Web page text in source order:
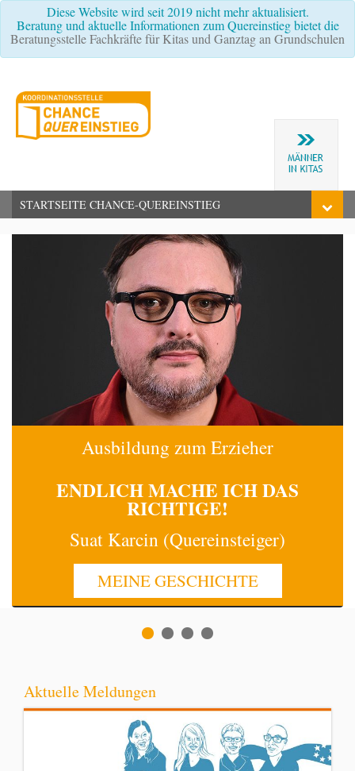
Diese Website wird seit 2019 nicht mehr aktualisiert.
Beratung und aktuelle Informationen zum Quereinstieg bietet die
Beratungsstelle Fachkräfte für Kitas und Ganztag an Grundschulen
STARTSEITE CHANCE-QUEREINSTIEG
Ausbildung zum Erzieher
ENDLICH MACHE ICHDAS
RICHTIGE!
Suat Karcin (Quereinsteiger)
MEINE GESCHICHTE
Aktuelle Meldungen